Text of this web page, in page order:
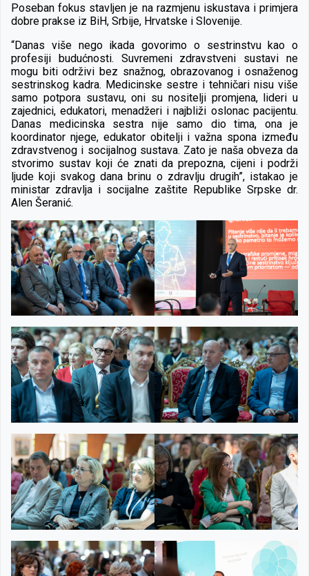
Poseban fokus stavljen je na razmjenu iskustava i primjera
dobre prakse iz BiH, Srbije, Hrvatske i Slovenije.
“Danas više nego ikada govorimo o sestrinstvu kao o
profesiji budućnosti. Suvremeni zdravstveni sustavi ne
mogu biti održivi bez snažnog, obrazovanog i osnaženog
sestrinskog kadra. Medicinske sestre i tehničari nisu više
samo potpora sustavu, oni su nositelji promjena, lideri u
zajednici, edukatori, menadžeri i najbliži oslonac pacijentu.
Danas medicinska sestra nije samo dio tima, ona je
koordinator njege, edukator obitelji i važna spona između
zdravstvenog i socijalnog sustava. Zato je naša obveza da
stvorimo sustav koji će znati da prepozna, cijeni i podrži
ljude koji svakog dana brinu o zdravlju drugih”, istakao je
ministar zdravlja i socijalne zaštite Republike Srpske dr.
Alen Šeranić.